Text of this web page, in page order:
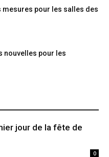
mesures pour les salles des
nouvelles pour les
jour de la fête de
0